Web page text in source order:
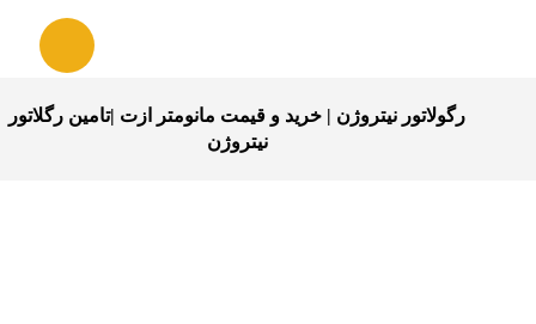
رگولاتور نیتروژن | خرید و قیمت مانومتر ازت |تامین رگلاتور
نیتروژن